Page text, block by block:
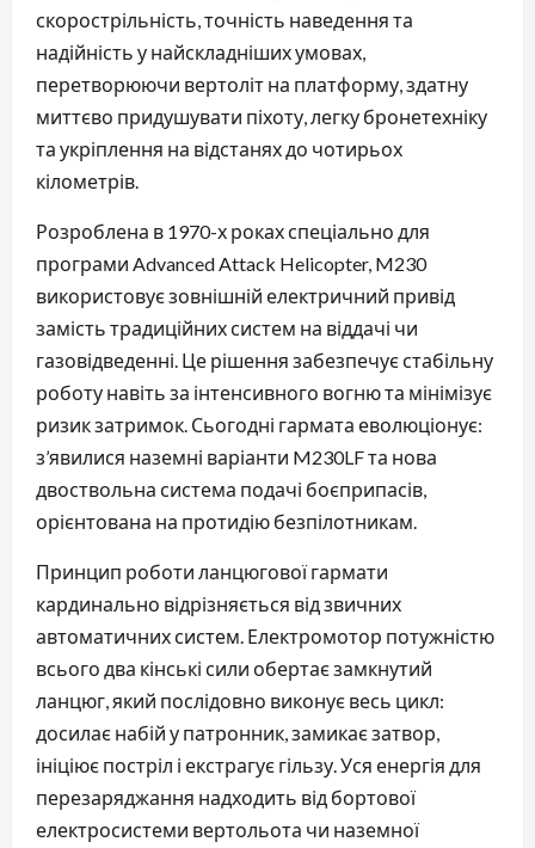
скорострільність, точність наведення та
надійність у найскладніших умовах,
перетворюючи вертоліт на платформу, здатну
миттєво придушувати піхоту, легку бронетехніку
та укріплення на відстанях до чотирьох
кілометрів.
Розроблена в 1970-х роках спеціально для
програми Advanced Attack Helicopter, M230
використовує зовнішній електричний привід
замість традиційних систем на віддачі чи
газовідведенні. Це рішення забезпечує стабільну
роботу навіть за інтенсивного вогню та мінімізує
ризик затримок. Сьогодні гармата еволюціонує:
з’явилися наземні варіанти M230LF та нова
двоствольна система подачі боєприпасів,
орієнтована на протидію безпілотникам.
Принцип роботи ланцюгової гармати
кардинально відрізняється від звичних
автоматичних систем. Електромотор потужністю
всього два кінські сили обертає замкнутий
ланцюг, який послідовно виконує весь цикл:
досилає набій у патронник, замикає затвор,
ініціює постріл і екстрагує гільзу. Уся енергія для
перезаряджання надходить від бортової
електросистеми вертольота чи наземної